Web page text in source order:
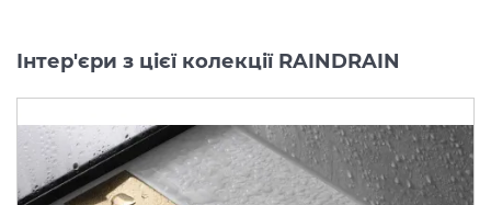
Інтер'єри з цієї колекції RAINDRAIN